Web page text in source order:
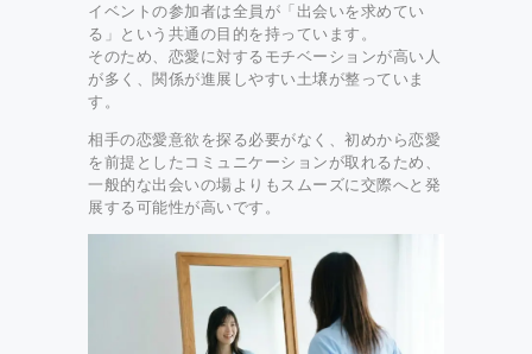
イベントの参加者は全員が「出会いを求めてい
る」という共通の目的を持っています。
そのため、恋愛に対するモチベーションが高い人
が多く、関係が進展しやすい土壌が整っていま
す。
相手の恋愛意欲を探る必要がなく、初めから恋愛
を前提としたコミュニケーションが取れるため、
一般的な出会いの場よりもスムーズに交際へと発
展する可能性が高いです。